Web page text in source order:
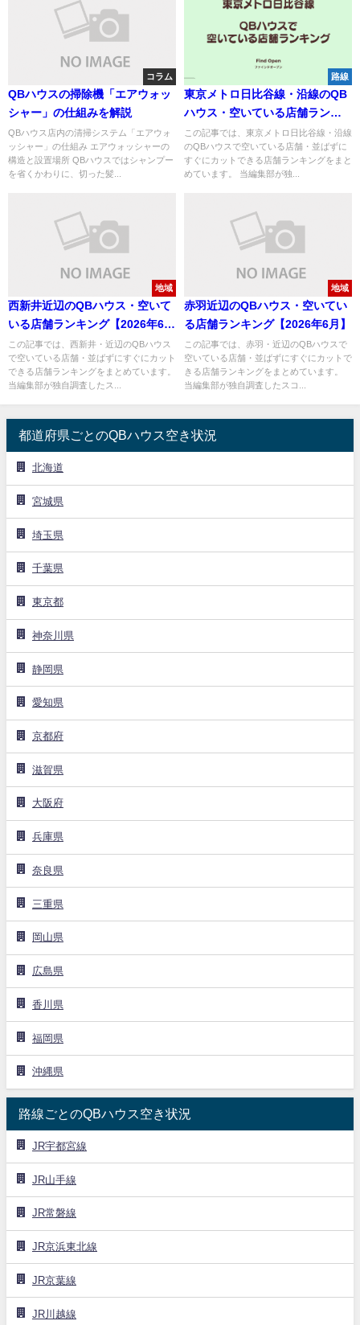
コラム
QBハウスの掃除機「エアウォッ
シャー」の仕組みを解説
QBハウス店内の清掃システム「エアウォ
ッシャー」の仕組み エアウォッシャーの
構造と設置場所 QBハウスではシャンプー
を省くかわりに、切った髪...
路線
東京メトロ日比谷線・沿線のQB
ハウス・空いている店舗ランキ
ング【2026年6月】
この記事では、東京メトロ日比谷線・沿線
のQBハウスで空いている店舗・並ばずに
すぐにカットできる店舗ランキングをまと
めています。 当編集部が独...
地域
西新井近辺のQBハウス・空いて
いる店舗ランキング【2026年6
月】
この記事では、西新井・近辺のQBハウス
で空いている店舗・並ばずにすぐにカット
できる店舗ランキングをまとめています。
当編集部が独自調査したス...
地域
赤羽近辺のQBハウス・空いてい
る店舗ランキング【2026年6月】
この記事では、赤羽・近辺のQBハウスで
空いている店舗・並ばずにすぐにカットで
きる店舗ランキングをまとめています。
当編集部が独自調査したスコ...
都道府県ごとのQBハウス空き状況
北海道
宮城県
埼玉県
千葉県
東京都
神奈川県
静岡県
愛知県
京都府
滋賀県
大阪府
兵庫県
奈良県
三重県
岡山県
広島県
香川県
福岡県
沖縄県
路線ごとのQBハウス空き状況
JR宇都宮線
JR山手線
JR常磐線
JR京浜東北線
JR京葉線
JR川越線